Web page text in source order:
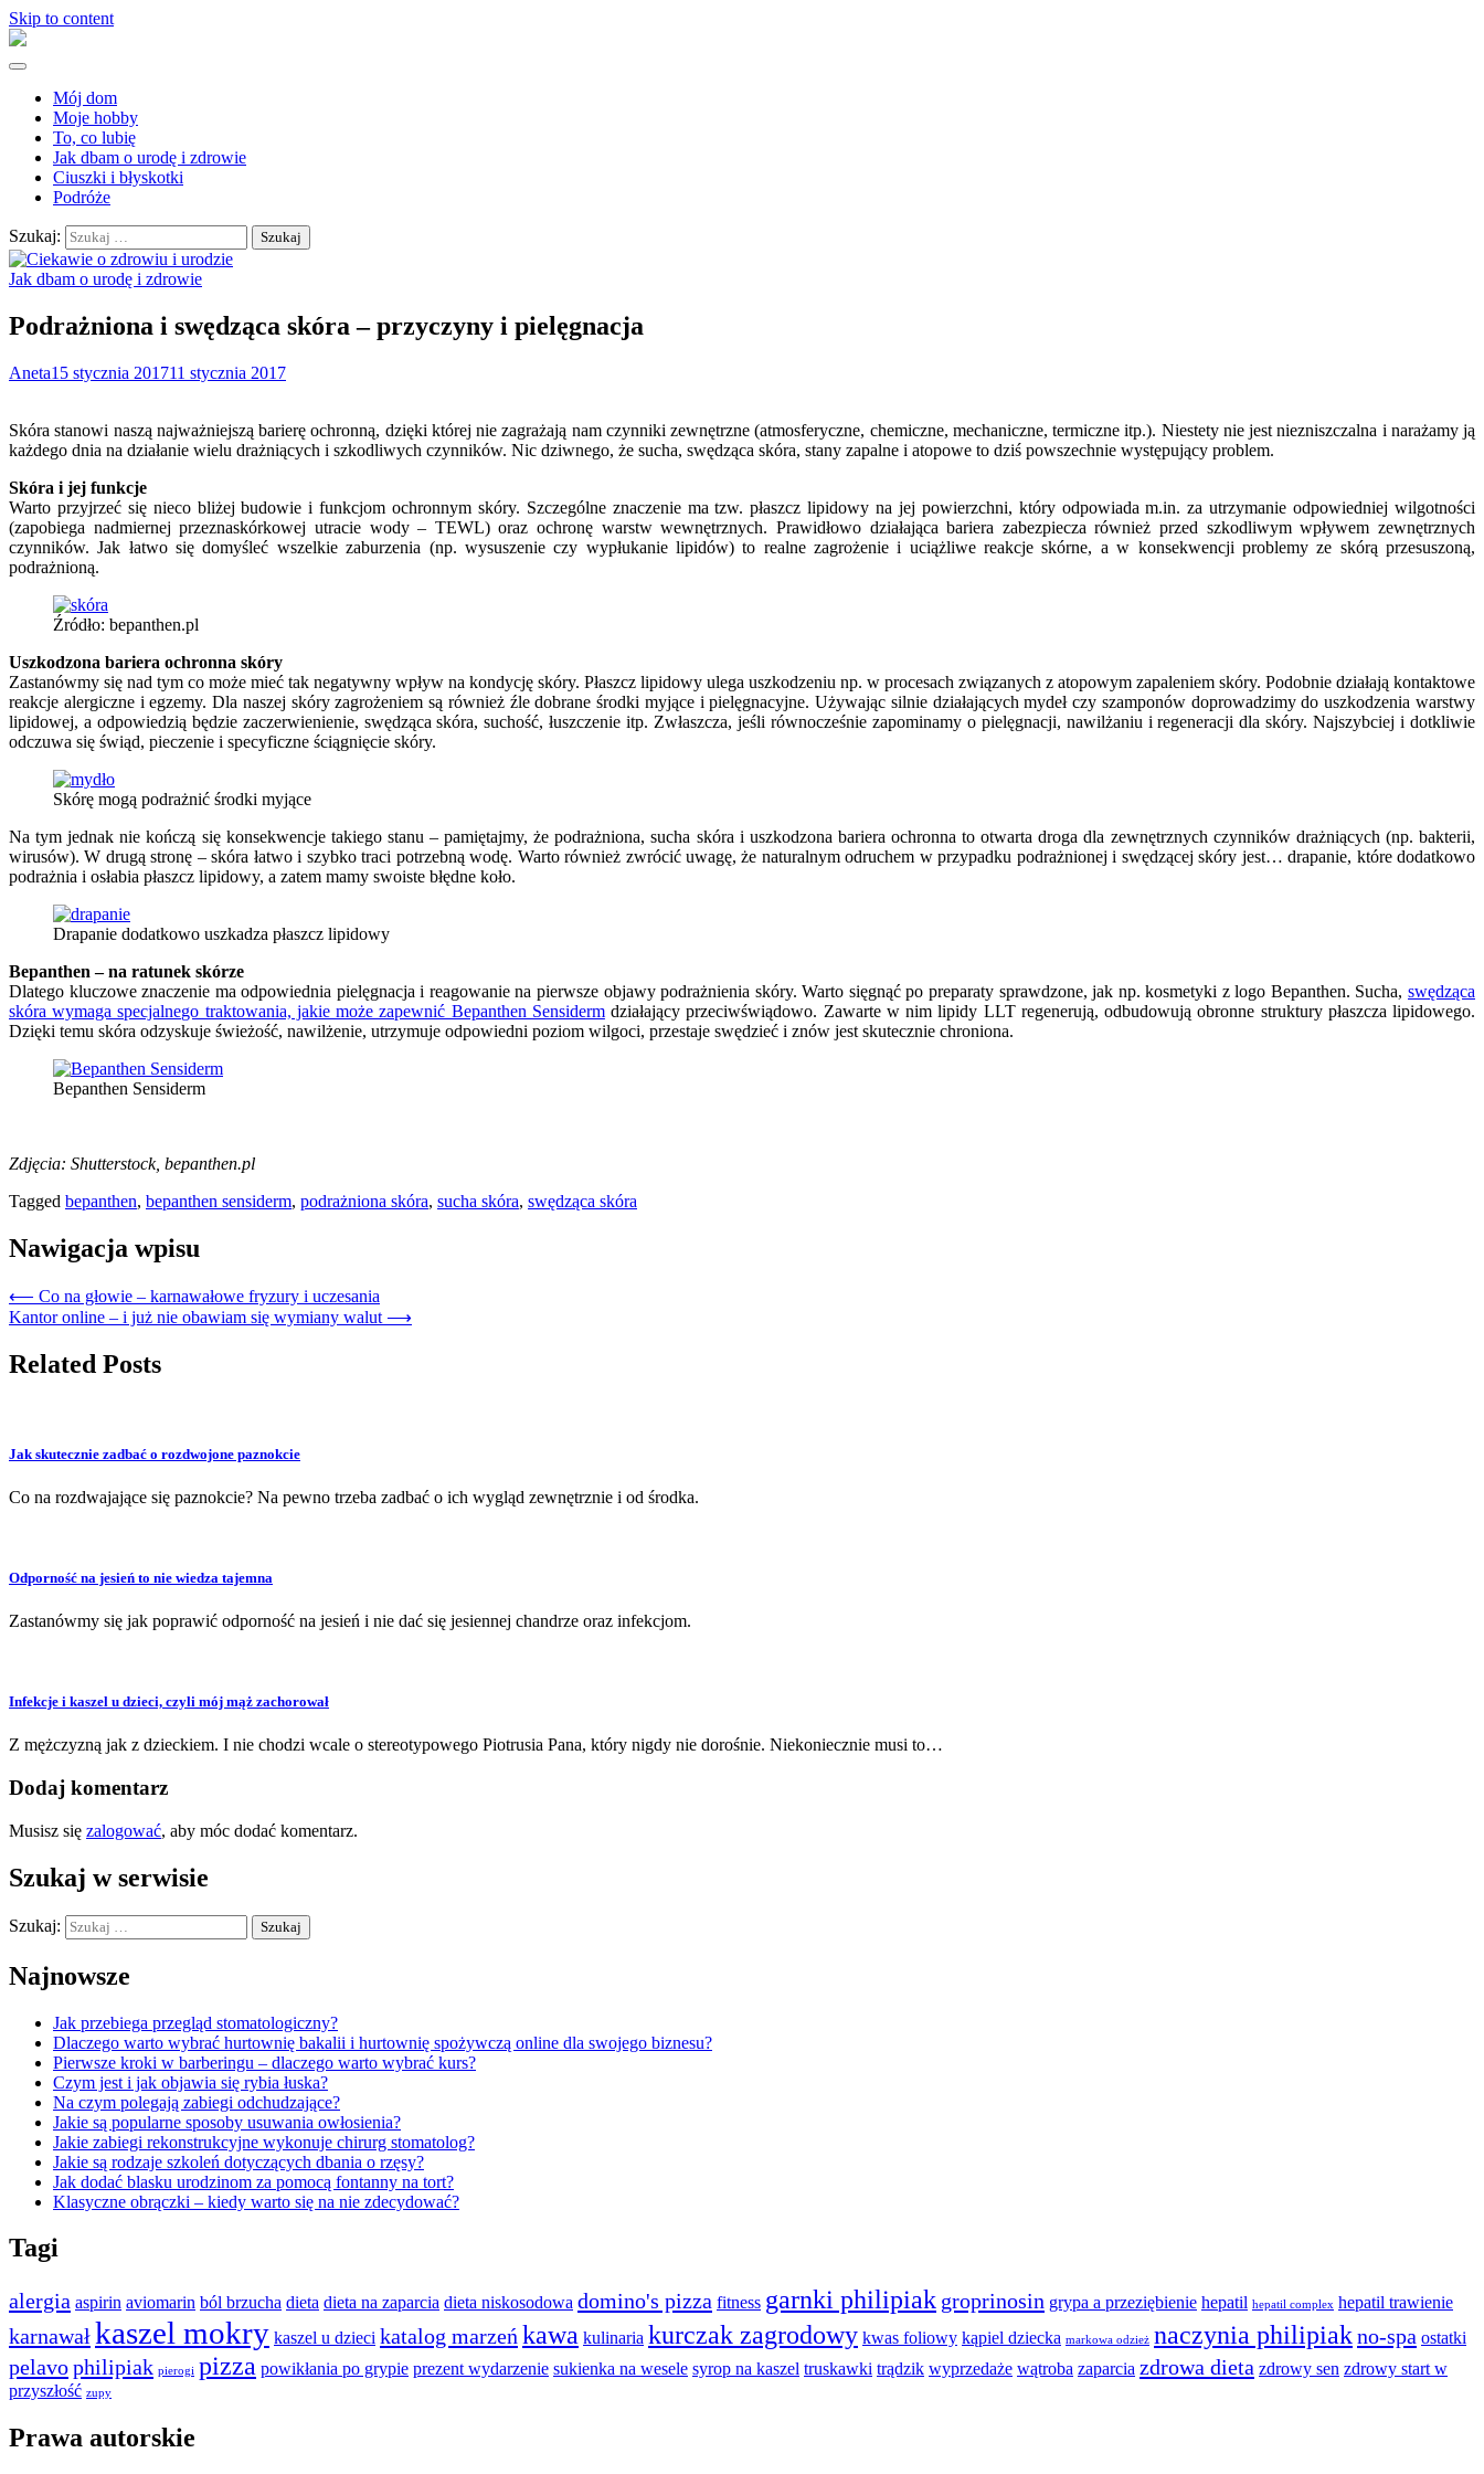
Skip to content
Mój dom
Moje hobby
To, co lubię
Jak dbam o urodę i zdrowie
Ciuszki i błyskotki
Podróże
Szukaj:
Jak dbam o urodę i zdrowie
Podrażniona i swędząca skóra – przyczyny i pielęgnacja
Aneta15 stycznia 201711 stycznia 2017
Skóra stanowi naszą najważniejszą barierę ochronną, dzięki której nie zagrażają nam czynniki zewnętrzne (atmosferyczne, chemiczne, mechaniczne, termiczne itp.). Niestety nie jest niezniszczalna i narażamy ją
każdego dnia na działanie wielu drażniących i szkodliwych czynników. Nic dziwnego, że sucha, swędząca skóra, stany zapalne i atopowe to dziś powszechnie występujący problem.
Skóra i jej funkcje
Warto przyjrzeć się nieco bliżej budowie i funkcjom ochronnym skóry. Szczególne znaczenie ma tzw. płaszcz lipidowy na jej powierzchni, który odpowiada m.in. za utrzymanie odpowiedniej wilgotności
(zapobiega nadmiernej przeznaskórkowej utracie wody – TEWL) oraz ochronę warstw wewnętrznych. Prawidłowo działająca bariera zabezpiecza również przed szkodliwym wpływem zewnętrznych
czynników. Jak łatwo się domyśleć wszelkie zaburzenia (np. wysuszenie czy wypłukanie lipidów) to realne zagrożenie i uciążliwe reakcje skórne, a w konsekwencji problemy ze skórą przesuszoną,
podrażnioną.
Źródło: bepanthen.pl
Uszkodzona bariera ochronna skóry
Zastanówmy się nad tym co może mieć tak negatywny wpływ na kondycję skóry. Płaszcz lipidowy ulega uszkodzeniu np. w procesach związanych z atopowym zapaleniem skóry. Podobnie działają kontaktowe
reakcje alergiczne i egzemy. Dla naszej skóry zagrożeniem są również źle dobrane środki myjące i pielęgnacyjne. Używając silnie działających mydeł czy szamponów doprowadzimy do uszkodzenia warstwy
lipidowej, a odpowiedzią będzie zaczerwienienie, swędząca skóra, suchość, łuszczenie itp. Zwłaszcza, jeśli równocześnie zapominamy o pielęgnacji, nawilżaniu i regeneracji dla skóry. Najszybciej i dotkliwie
odczuwa się świąd, pieczenie i specyficzne ściągnięcie skóry.
Skórę mogą podrażnić środki myjące
Na tym jednak nie kończą się konsekwencje takiego stanu – pamiętajmy, że podrażniona, sucha skóra i uszkodzona bariera ochronna to otwarta droga dla zewnętrznych czynników drażniących (np. bakterii,
wirusów). W drugą stronę – skóra łatwo i szybko traci potrzebną wodę. Warto również zwrócić uwagę, że naturalnym odruchem w przypadku podrażnionej i swędzącej skóry jest… drapanie, które dodatkowo
podrażnia i osłabia płaszcz lipidowy, a zatem mamy swoiste błędne koło.
Drapanie dodatkowo uszkadza płaszcz lipidowy
Bepanthen – na ratunek skórze
Dlatego kluczowe znaczenie ma odpowiednia pielęgnacja i reagowanie na pierwsze objawy podrażnienia skóry. Warto sięgnąć po preparaty sprawdzone, jak np. kosmetyki z logo Bepanthen. Sucha, swędząca
skóra wymaga specjalnego traktowania, jakie może zapewnić Bepanthen Sensidermdziałający przeciwświądowo. Zawarte w nim lipidy LLT regenerują, odbudowują obronne struktury płaszcza lipidowego.
Dzięki temu skóra odzyskuje świeżość, nawilżenie, utrzymuje odpowiedni poziom wilgoci, przestaje swędzieć i znów jest skutecznie chroniona.
Bepanthen Sensiderm
Zdjęcia: Shutterstock, bepanthen.pl
Tagged bepanthen, bepanthen sensiderm, podrażniona skóra, sucha skóra, swędząca skóra
Nawigacja wpisu
⟵ Co na głowie – karnawałowe fryzury i uczesania
Kantor online – i już nie obawiam się wymiany walut ⟶
Related Posts
Jak skutecznie zadbać o rozdwojone paznokcie
Co na rozdwajające się paznokcie? Na pewno trzeba zadbać o ich wygląd zewnętrznie i od środka.
Odporność na jesień to nie wiedza tajemna
Zastanówmy się jak poprawić odporność na jesień i nie dać się jesiennej chandrze oraz infekcjom.
Infekcje i kaszel u dzieci, czyli mój mąż zachorował
Z mężczyzną jak z dzieckiem. I nie chodzi wcale o stereotypowego Piotrusia Pana, który nigdy nie dorośnie. Niekoniecznie musi to…
Dodaj komentarz
Musisz się zalogować, aby móc dodać komentarz.
Szukaj w serwisie
Szukaj:
Najnowsze
Jak przebiega przegląd stomatologiczny?
Dlaczego warto wybrać hurtownię bakalii i hurtownię spożywczą online dla swojego biznesu?
Pierwsze kroki w barberingu – dlaczego warto wybrać kurs?
Czym jest i jak objawia się rybia łuska?
Na czym polegają zabiegi odchudzające?
Jakie są popularne sposoby usuwania owłosienia?
Jakie zabiegi rekonstrukcyjne wykonuje chirurg stomatolog?
Jakie są rodzaje szkoleń dotyczących dbania o rzęsy?
Jak dodać blasku urodzinom za pomocą fontanny na tort?
Klasyczne obrączki – kiedy warto się na nie zdecydować?
Tagi
alergia aspirin aviomarin ból brzucha dieta dieta na zaparcia dieta niskosodowa domino's pizza fitness garnki philipiak groprinosin grypa a przeziębienie hepatil hepatil complex hepatil trawienie
karnawałkaszel mokry kaszel u dzieci katalog marzeń kawa kulinaria kurczak zagrodowy kwas foliowy kąpiel dziecka markowa odzież naczynia philipiakno-spa ostatki
pelavophilipiak pierogi pizza powikłania po grypie prezent wydarzenie sukienka na wesele syrop na kaszel truskawki trądzik wyprzedaże wątroba zaparcia zdrowa dieta zdrowy sen zdrowy start w
przyszłość zupy
Prawa autorskie